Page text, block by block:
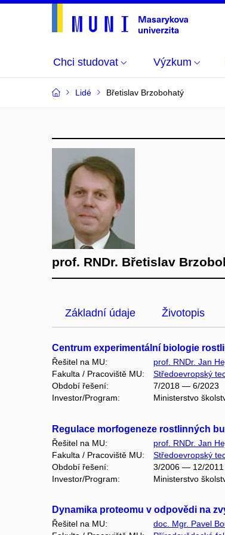
Chci studovat Výzkum
Lidé Břetislav Brzobohatý
prof. RNDr. Břetislav
Základní údaje Životopis
Centrum experimentální biologie
Řešitel na MU:
prof. RNDr. Jan
Fakulta / Pracoviště MU:
Středoevropský
Období řešení:
7/2018 — 6/2023
Investor/Program:
Ministerstvo
Regulace morfogeneze rostlinných
Řešitel na MU:
prof. RNDr. Jan
Fakulta / Pracoviště MU:
Středoevropský
Období řešení:
3/2006 — 12/2011
Investor/Program:
Ministerstvo
Dynamika proteomu v odpovědi na
Řešitel na MU:
doc. Mgr. Pavel